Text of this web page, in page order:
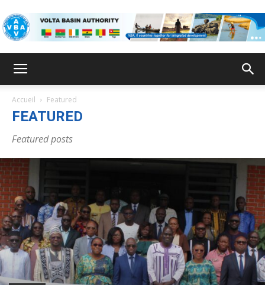
Accueil Featured
FEATURED
Featured posts